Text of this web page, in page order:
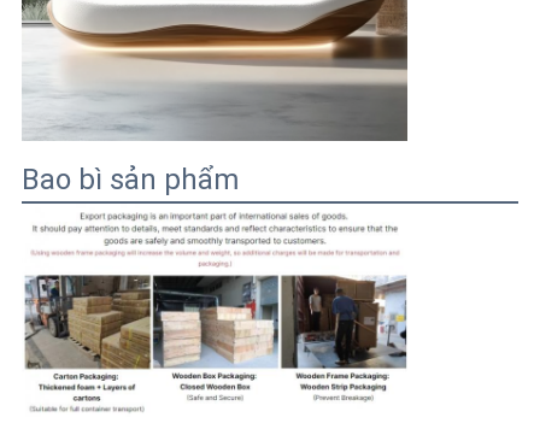
Bao bì sản phẩm